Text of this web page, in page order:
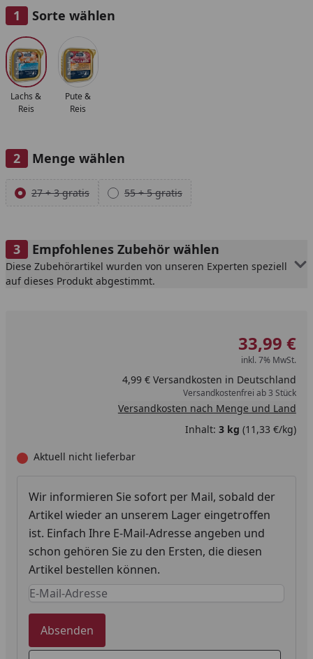
Sorte wählen
Alle anzeigen (2)
Lachs &
Reis
Pute &
Reis
Menge wählen
Alle anzeigen (2)
27 + 3 gratis 55 + 5 gratis
Empfohlenes Zubehör wählen
Diese Zubehörartikel wurden von unseren Experten speziell
auf dieses Produkt abgestimmt.
33,99 €
inkl. 7% MwSt.
4,99 € Versandkosten in Deutschland
Versandkostenfrei ab 3 Stück
Versandkosten nach Menge und Land
Inhalt: 3 kg (11,33 €/kg)
Aktuell nicht lieferbar
Wir informieren Sie sofort per Mail, sobald der
Artikel wieder an unserem Lager eingetroffen
ist. Einfach Ihre E-Mail-Adresse angeben und
schon gehören Sie zu den Ersten, die diesen
Artikel bestellen können.
Keine Eingabe erforderlich
Eingabe erforderlich
Absenden